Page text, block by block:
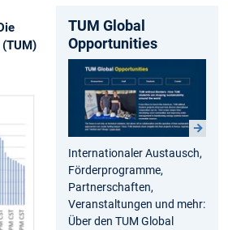
TUM Global
Opportunities
Internationaler Austausch,
Förderprogramme,
Partnerschaften,
Veranstaltungen und mehr:
Über den TUM Global